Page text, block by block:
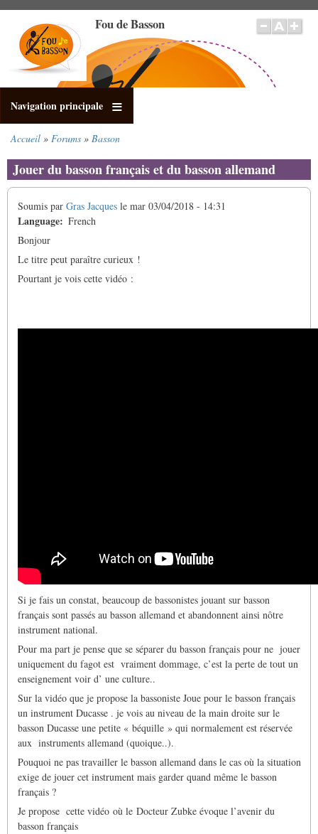
contenu
principal
Fou de Basson
Navigation principale
d'Ariane
Accueil Forums Basson
Jouer du basson français et du basson allemand
Soumis par Gras Jacques le mar 03/04/2018 - 14:31
Language
French
Bonjour
Le titre peut paraître curieux !
Pourtant je vois cette vidéo :
Si je fais un constat, beaucoup de bassonistes jouant sur basson
français sont passés au basson allemand et abandonnent ainsi nôtre
instrument national.
Pour ma part je pense que se séparer du basson français pour ne jouer
uniquement du fagot est vraiment dommage, c’est la perte de tout un
enseignement voir d’ une culture..
Sur la vidéo que je propose la bassoniste Joue pour le basson français
un instrument Ducasse . je vois au niveau de la main droite sur le
basson Ducasse une petite « béquille » qui normalement est réservée
aux instruments allemand (quoique..).
Pouquoi ne pas travailler le basson allemand dans le cas où la situation
exige de jouer cet instrument mais garder quand même le basson
français ?
Je propose cette vidéo où le Docteur Zubke évoque l’avenir du
basson français